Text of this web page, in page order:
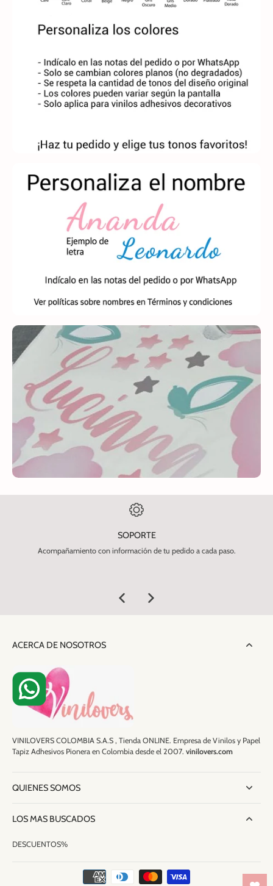
SOPORTE
Acompañamiento con información de tu pedido a cada paso.
ACERCA DE NOSOTROS
VINILOVERS COLOMBIA S.A.S , Tienda ONLINE. Empresa de Vinilos y Papel
Tapiz Adhesivos Pionera en Colombia desde el 2007. vinilovers.com
QUIENES SOMOS
LOS MAS BUSCADOS
DESCUENTOS%